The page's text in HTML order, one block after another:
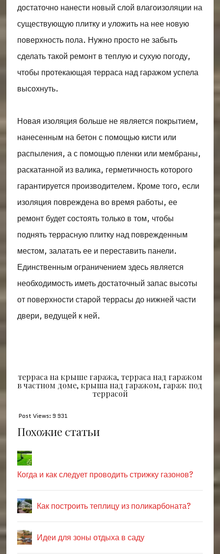
достаточно нанести новый слой влагоизоляции на
существующую плитку и уложить на нее новую
поверхность пола. Нужно просто не забыть
сделать такой ремонт в теплую и сухую погоду,
чтобы протекающая терраса над гаражом успела
высохнуть.
Новая изоляция больше не является покрытием,
нанесенным на бетон с помощью кисти или
распыления, а с помощью пленки или мембраны,
раскатанной из валика, герметичность которого
гарантируется производителем. Кроме того, если
изоляция повреждена во время работы, ее
ремонт будет состоять только в том, чтобы
поднять террасную плитку над поврежденным
местом, залатать ее и переставить панели.
Единственным ограничением здесь является
необходимость иметь достаточный запас высоты
от поверхности старой террасы до нижней части
двери, ведущей к ней.
терраса на крыше гаража, терраса над гаражом
в частном доме, крыша над гаражом, гараж под
террасой
Post Views: 9 931
Похожие статьи
Когда и как следует проводить стрижку газонов?
Как построить теплицу из поликарбоната?
Идеи для зоны отдыха в саду